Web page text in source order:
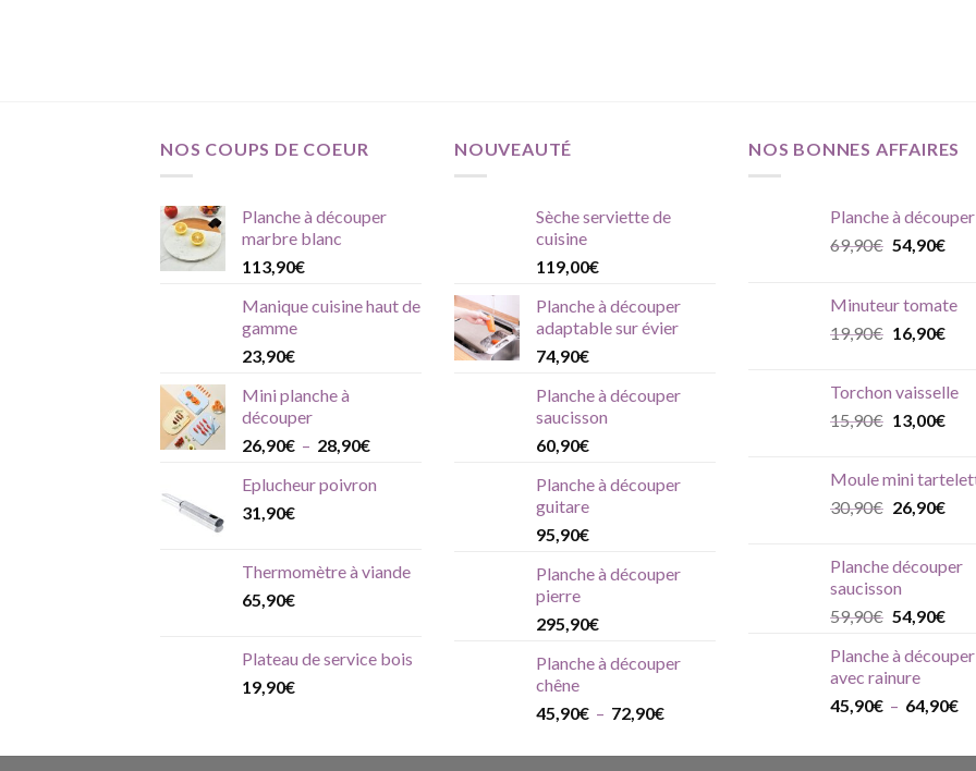
NOS COUPS DE COEUR
Planche à découper
marbre blanc
113,90€
Manique cuisine haut de
gamme
23,90€
Mini planche à
découper
26,90€ – 28,90€Plage
prix :
Eplucheur poivron
31,90€
Thermomètre à viande
65,90€
Plateau de service bois
19,90€
NOUVEAUTÉ
Sèche serviette de
cuisine
119,00€
Planche à découper
adaptable sur évier
74,90€
Planche à découper
saucisson
60,90€
Planche à découper
guitare
95,90€
Planche à découper
pierre
295,90€
Planche à découper
chêne
45,90€ – 72,90€Plage
prix :
NOS BONNES AFFAIRES
Planche à
69,90€ Le
était :
69,90€.
54,90€Le
est :
Minuteur tomate
19,90€ Le
était :
19,90€.
16,90€Le
est :
Torchon vaisselle
15,90€ Le
était :
15,90€.
13,00€Le
est :
Moule mini
30,90€ Le
était :
30,90€.
26,90€Le
est :
Planche découper
saucisson
59,90€ Le
initial
était :
59,90€.
54,90€Le
Planche à découper
avec rainure
45,90€ – 64,90€